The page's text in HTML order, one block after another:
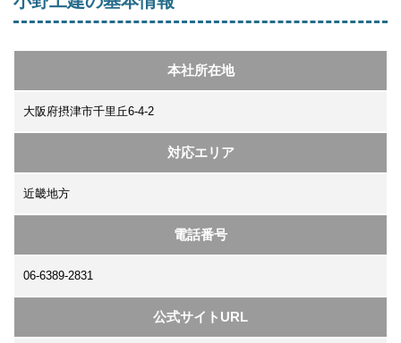
本社所在地
大阪府摂津市千里丘6-4-2
対応エリア
近畿地方
電話番号
06-6389-2831
公式サイトURL